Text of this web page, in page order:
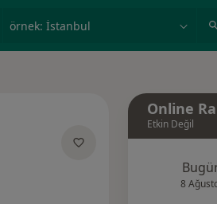
örnek: İstanbul
Online
Etkin Değil
8